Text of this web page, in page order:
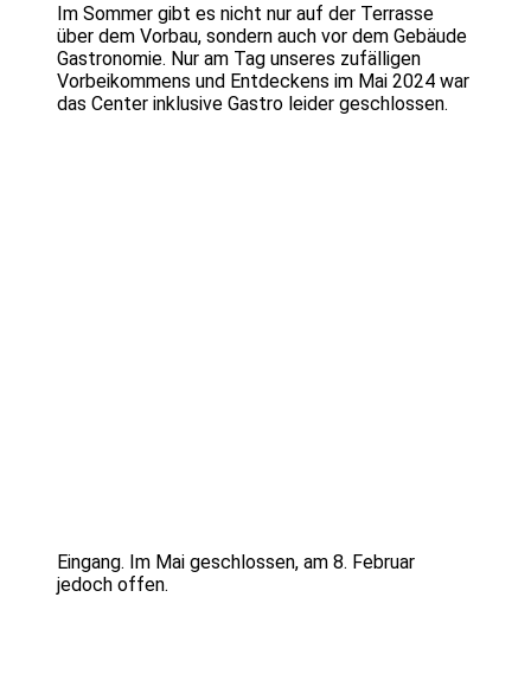
Im Sommer gibt es nicht nur auf der Terrasse
über dem Vorbau, sondern auch vor dem Gebäude
Gastronomie. Nur am Tag unseres zufälligen
Vorbeikommens und Entdeckens im Mai 2024 war
das Center inklusive Gastro leider geschlossen.
Eingang. Im Mai geschlossen, am 8. Februar
jedoch offen.